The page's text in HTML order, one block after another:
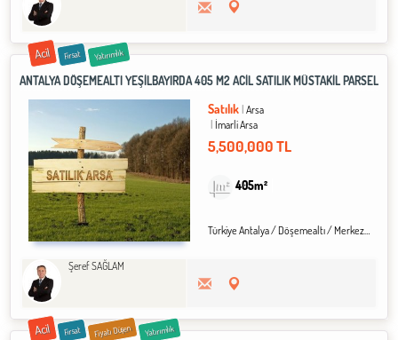
Acil Fırsat Yatırımlık
ANTALYA DÖŞEMEALTI YEŞİLBAYIRDA 405 M2 ACİL SATILIK MÜSTAKİL PARSEL
Satılık Arsa
İmarli Arsa
5,500,000 TL
405m²
Türkiye Antalya / Döşemealtı/ Merkez
Şeref SAĞLAM
Acil Fırsat Fiyatı Düşen Yatırımlık